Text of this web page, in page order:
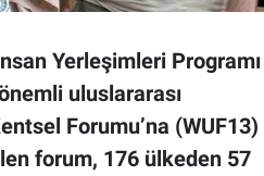
Yerleşimleri Programı
uluslararası
Forumu’na (WUF13)
forum, 176 ülkeden 57